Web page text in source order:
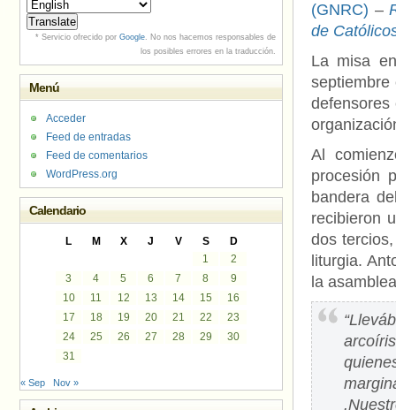
(GNRC) –
de
La misa
septiembre
defensores
Al
procesión
bandera
recibieron
dos
liturgia.
la
* Servicio ofrecido por Google. No nos hacemos responsables de
los posibles errores en la traducción.
Menú
Acceder
Feed de entradas
Feed de comentarios
WordPress.org
Calendario
L M X J V S
D
1
2
3
4 5 6 7 8
9
10
11 12 13 14 15
16
17
18 19 20 21 22
23
24
25 26 27 28 29
30
31
« Sep Nov »